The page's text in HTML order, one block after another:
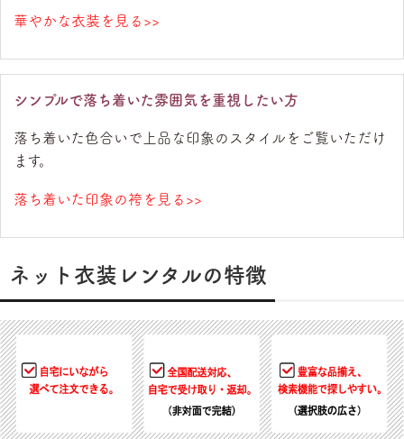
華やかな衣装を見る>>
シンプルで落ち着いた雰囲気を重視したい方
落ち着いた色合いで上品な印象のスタイルをご覧いただけ
ます。
落ち着いた印象の袴を見る>>
ネット衣装レンタルの特徴